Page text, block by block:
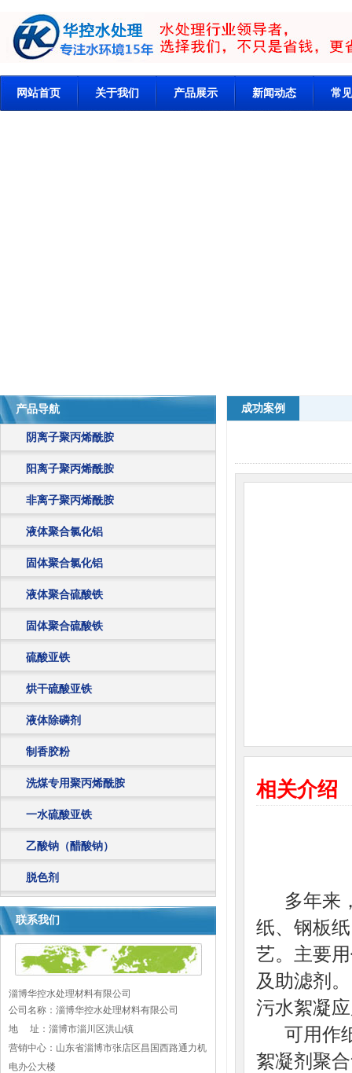
网站首页 关于我们 产品展示 新闻动态 常
产品导航
阴离子聚丙烯酰胺
阳离子聚丙烯酰胺
非离子聚丙烯酰胺
液体聚合氯化铝
固体聚合氯化铝
液体聚合硫酸铁
固体聚合硫酸铁
硫酸亚铁
烘干硫酸亚铁
液体除磷剂
制香胶粉
洗煤专用聚丙烯酰胺
一水硫酸亚铁
乙酸钠（醋酸钠）
脱色剂
联系我们
淄博华控水处理材料有限公司
公司名称：淄博华控水处理材料有限公司
地 址： 淄博市淄川区洪山镇
营销中心：山东省淄博市张店区昌国西路通力机
电办公大楼
成功案例
相关介绍
多年来，
纸、钢板
艺。主要
及助滤剂。
污水絮凝
可用作纸
絮凝剂聚